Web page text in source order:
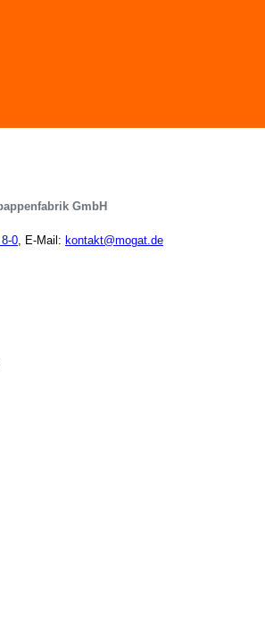
GmbH
0, E-Mail: kontakt@mogat.de